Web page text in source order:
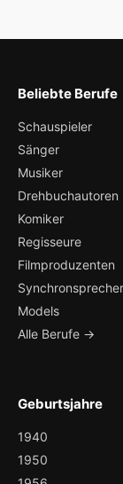
Beliebte Berufe
Schauspieler
Sänger
Musiker
Drehbuchautoren
Komiker
Regisseure
Filmproduzenten
Synchronsprecher
Models
Alle Berufe →
Geburtsjahre
1940
1950